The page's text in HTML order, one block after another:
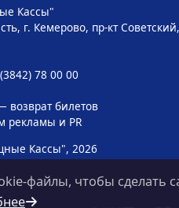
Кассы"
г. Кемерово, пр-кт
78 00 00
возврат билетов
рекламы и PR
Кассы", 2026
файлы, чтобы сделать